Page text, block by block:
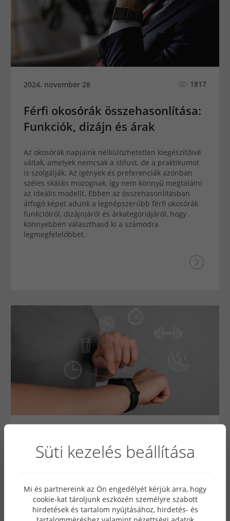
2024. november 28 1817
Férfi okosórák összehasonlítása:
Funkciók, dizájn és árak
Az okosórák napjaink nélkülözhetetlen kiegészítőivé
váltak, amelyek nemcsak a stílust, de a praktikumot
is szolgálják. Az igények és preferenciák azonban
széles skálán mozognak, így nem könnyű megtalálni
az ideális modellt. Ebben az összehasonlításban
átfogó képet adunk a legnépszerűbb férfi okosórák
funkcióiról, dizájnjáról és árkategóriájáról, hogy
könnyebben választhasd ki a számodra
legmegfelelőbbet.
Funkciók, amelyekért érdemes
A sokoldalúsága és funkcionalitása teszi őket
nélkülözhetetlenné a modern életben. Ezek az
Süti kezelés beállítása
Mi és partnereink az Ön engedélyét kérjük arra, hogy
cookie-kat tároljunk eszközén személyre szabott
hirdetések és tartalom nyújtásához, hirdetés- és